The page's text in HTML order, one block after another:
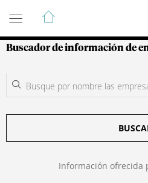
Guía de Empresas
Buscador de información de
Información ofrecida